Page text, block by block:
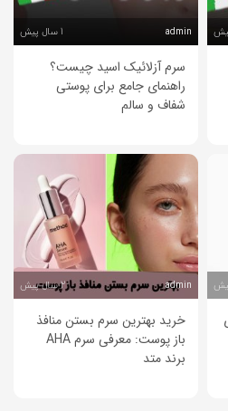
admin
سرم آزلائیک اسید چیست؟
راهنمای جامع برای پوستی
شفاف و سالم
admin 2 سال پیش
خرید بهترین سرم بستن منافذ
باز پوست: معرفی سرم AHA
برند متد